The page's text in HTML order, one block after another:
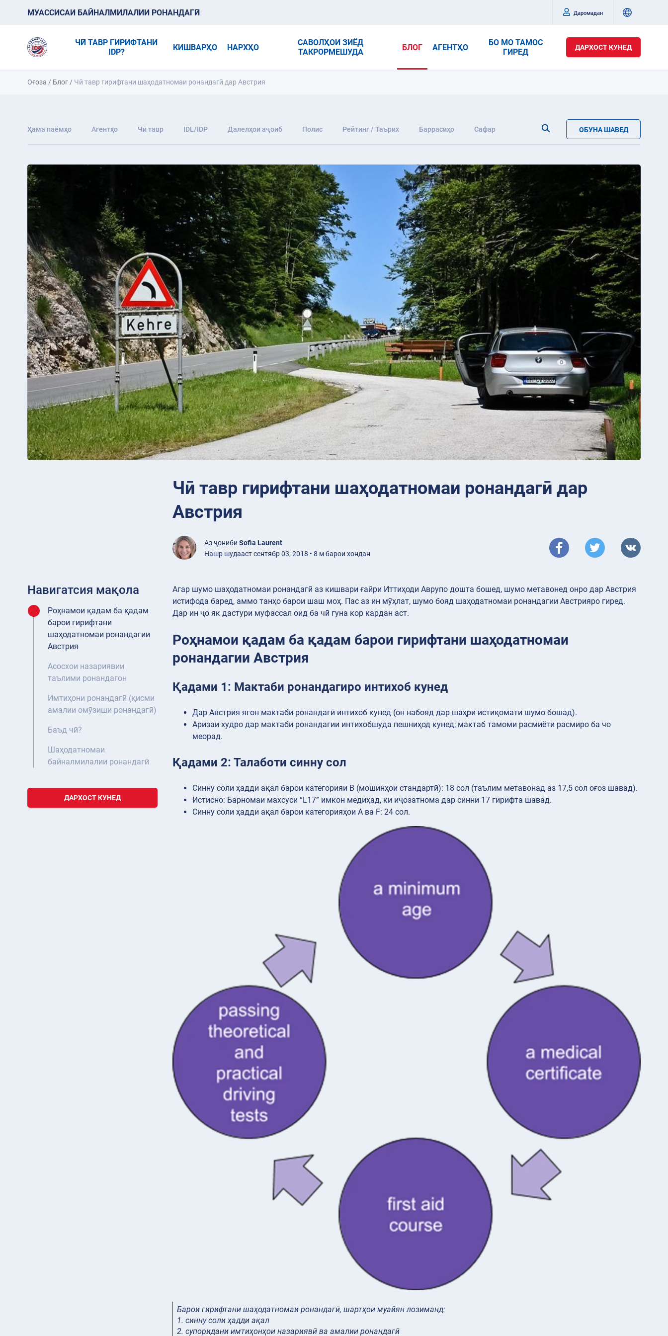
МУАССИСАИ БАЙНАЛМИЛАЛИИ РОНАНДАГӢ Даромадан
ЧӢ ТАВР ГИРИФТАНИ
IDP?
КИШВАРҲО НАРХҲО
САВОЛҲОИ ЗИЁД
ТАКРОРМЕШУДА
БЛОГ АГЕНТҲО
БО МО ТАМОС
ГИРЕД
ДАРХОСТ КУНЕД
Оғоза / Блог / Чӣ тавр гирифтани шаҳодатномаи ронандагӣ дар Австрия
Ҳама паёмҳо Агентҳо Чӣ тавр IDL/IDP Далелҳои аҷоиб Полис Рейтинг / Таърих Баррасиҳо Сафар ОБУНА ШАВЕД
Чӣ тавр гирифтани шаҳодатномаи ронандагӣ дар
Австрия
Аз ҷониби Sofia Laurent
Нашр шудааст сентябр 03, 2018 • 8 м барои хондан
Навигатсия мақола
Роҳнамои қадам ба қадам
барои гирифтани
шаҳодатномаи ронандагии
Австрия
Асосхои назариявии
таълими ронандагон
Имтиҳони ронандагӣ (қисми
амалии омӯзиши ронандагӣ)
Баъд чӣ?
Шаҳодатномаи
байналмилалии ронандагӣ
ДАРХОСТ КУНЕД
Агар шумо шаҳодатномаи ронандагӣ аз кишвари ғайри Иттиҳоди Аврупо дошта бошед, шумо метавонед онро дар Австрия
истифода баред, аммо танҳо барои шаш моҳ. Пас аз ин мӯҳлат, шумо бояд шаҳодатномаи ронандагии Австрияро гиред.
Дар ин ҷо як дастури муфассал оид ба чӣ гуна кор кардан аст.
Роҳнамои қадам ба қадам барои гирифтани шаҳодатномаи
ронандагии Австрия
Қадами 1: Мактаби ронандагиро интихоб кунед
Дар Австрия ягон мактаби ронандагӣ интихоб кунед (он набояд дар шаҳри истиқомати шумо бошад).
Аризаи худро дар мактаби ронандагии интихобшуда пешниҳод кунед; мактаб тамоми расмиёти расмиро ба чо
меорад.
Қадами 2: Талаботи синну сол
Синну соли ҳадди ақал барои категорияи В (мошинҳои стандартӣ): 18 сол (таълим метавонад аз 17,5 сол оғоз шавад).
Истисно: Барномаи махсуси “L17” имкон медиҳад, ки иҷозатнома дар синни 17 гирифта шавад.
Синну соли ҳадди ақал барои категорияҳои A ва F: 24 сол.
Барои гирифтани шаҳодатномаи ронандагӣ, шартҳои муайян лозиманд:
1. синну соли ҳадди ақал
2. супоридани имтиҳонҳои назариявӣ ва амалии ронандагӣ